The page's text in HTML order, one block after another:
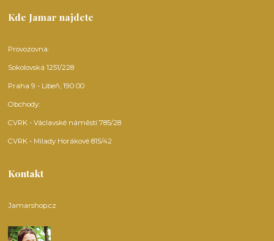
Kde Jamar najdete
Provozovna:
Sokolovská 1251/228
Praha 9 - Libeň, 190 00
Obchody:
CVRK - Václavské náměstí 785/28
CVRK - Milady Horákové 815/42
Kontakt
Jamarshop.cz